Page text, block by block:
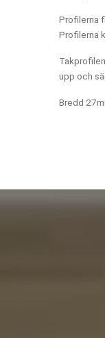
Profilerna
Profilerna
upp och
Bredd